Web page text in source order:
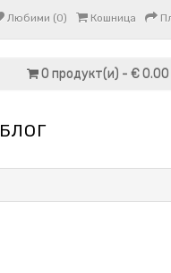
Любими (0) Кошница
0 продукт(и) - € 0.00
БЛОГ